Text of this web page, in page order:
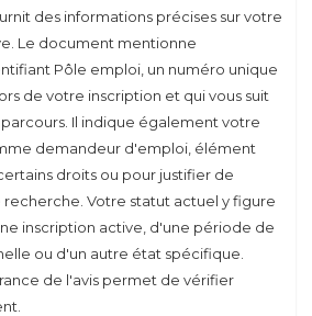
des informations précises sur votre
Le document mentionne
Pôle emploi, un numéro unique
de votre inscription et qui vous suit
Il indique également votre
demandeur d'emploi, élément
droits ou pour justifier de
Votre statut actuel y figure
inscription active, d'une période de
ou d'un autre état spécifique.
de l'avis permet de vérifier